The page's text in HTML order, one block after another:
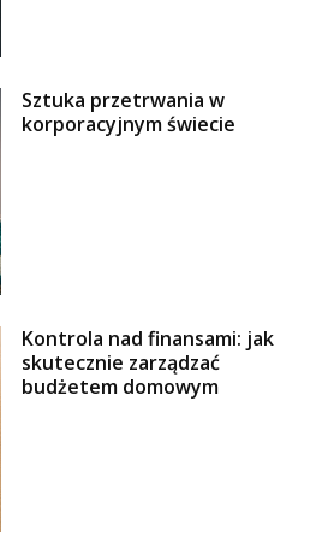
Sztuka przetrwania w
korporacyjnym świecie
Kontrola nad finansami: jak
skutecznie zarządzać
budżetem domowym